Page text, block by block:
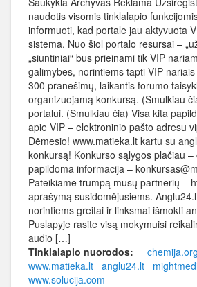
naudotis visomis tinklalapio
informuoti, kad portale jau aktyvuota
sistema. Nuo šiol portalo resursai –
„siuntiniai“ bus prieinami tik VIP
galimybes, norintiems tapti VIP
300 pranešimų, laikantis forumo
organizuojamą konkursą. (Smulkiau
portalui. (Smulkiau čia) Visa kita
apie VIP – elektroninio pašto adresu
Dėmesio! www.matieka.lt kartu su
konkursą! Konkurso sąlygos plačiau –
papildoma informacija –
Pateikiame trumpą mūsų partnerių –
aprašymą susidomėjusiems.
norintiems greitai ir linksmai išmokti
Puslapyje rasite visą mokymuisi
audio […]
Tinklalapio nuorodos:
chemija.org
www.matieka.lt anglu24.lt
www.solucija.com